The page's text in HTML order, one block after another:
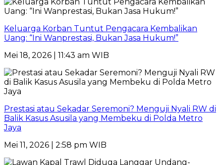
Keluarga Korban Tuntut Pengacara Kembalikan
Uang: “Ini Wanprestasi, Bukan Jasa Hukum!”
Mei 18, 2026 | 11:43 am WIB
Prestasi atau Sekadar Seremoni? Menguji Nyali RW di
Balik Kasus Asusila yang Membeku di Polda Metro
Jaya
Mei 11, 2026 | 2:58 pm WIB